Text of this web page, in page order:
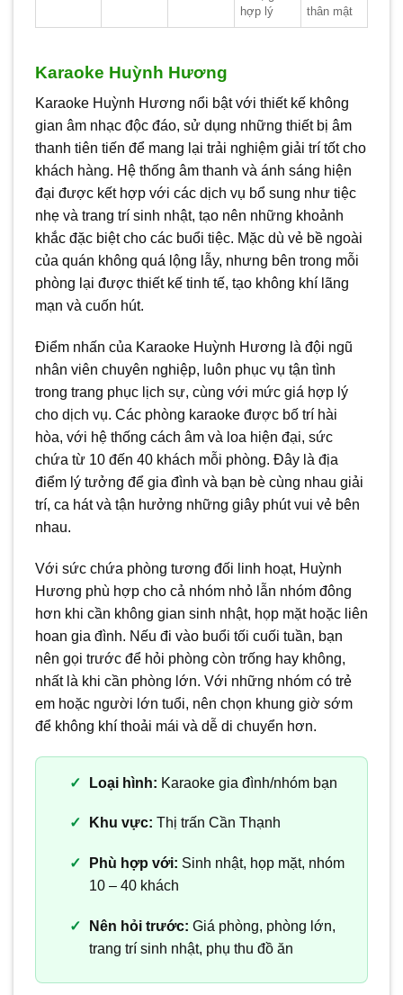
hợp lý
thân mật
Karaoke Huỳnh Hương
Karaoke Huỳnh Hương nổi bật với thiết kế không
gian âm nhạc độc đáo, sử dụng những thiết bị âm
thanh tiên tiến để mang lại trải nghiệm giải trí tốt cho
khách hàng. Hệ thống âm thanh và ánh sáng hiện
đại được kết hợp với các dịch vụ bổ sung như tiệc
nhẹ và trang trí sinh nhật, tạo nên những khoảnh
khắc đặc biệt cho các buổi tiệc. Mặc dù vẻ bề ngoài
của quán không quá lộng lẫy, nhưng bên trong mỗi
phòng lại được thiết kế tinh tế, tạo không khí lãng
mạn và cuốn hút.
Điểm nhấn của Karaoke Huỳnh Hương là đội ngũ
nhân viên chuyên nghiệp, luôn phục vụ tận tình
trong trang phục lịch sự, cùng với mức giá hợp lý
cho dịch vụ. Các phòng karaoke được bố trí hài
hòa, với hệ thống cách âm và loa hiện đại, sức
chứa từ 10 đến 40 khách mỗi phòng. Đây là địa
điểm lý tưởng để gia đình và bạn bè cùng nhau giải
trí, ca hát và tận hưởng những giây phút vui vẻ bên
nhau.
Với sức chứa phòng tương đối linh hoạt, Huỳnh
Hương phù hợp cho cả nhóm nhỏ lẫn nhóm đông
hơn khi cần không gian sinh nhật, họp mặt hoặc liên
hoan gia đình. Nếu đi vào buổi tối cuối tuần, bạn
nên gọi trước để hỏi phòng còn trống hay không,
nhất là khi cần phòng lớn. Với những nhóm có trẻ
em hoặc người lớn tuổi, nên chọn khung giờ sớm
để không khí thoải mái và dễ di chuyển hơn.
Loại hình: Karaoke gia đình/nhóm bạn
Khu vực: Thị trấn Cần Thạnh
Phù hợp với: Sinh nhật, họp mặt, nhóm
10 – 40 khách
Nên hỏi trước: Giá phòng, phòng lớn,
trang trí sinh nhật, phụ thu đồ ăn